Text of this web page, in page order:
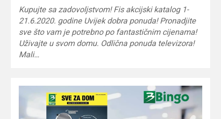
Kupujte sa zadovoljstvom! Fis akcijski katalog 1-
21.6.2020. godine Uvijek dobra ponuda! Pronadjite
sve što vam je potrebno po fantastičnim cijenama!
Uživajte u svom domu. Odlična ponuda televizora!
Mali…